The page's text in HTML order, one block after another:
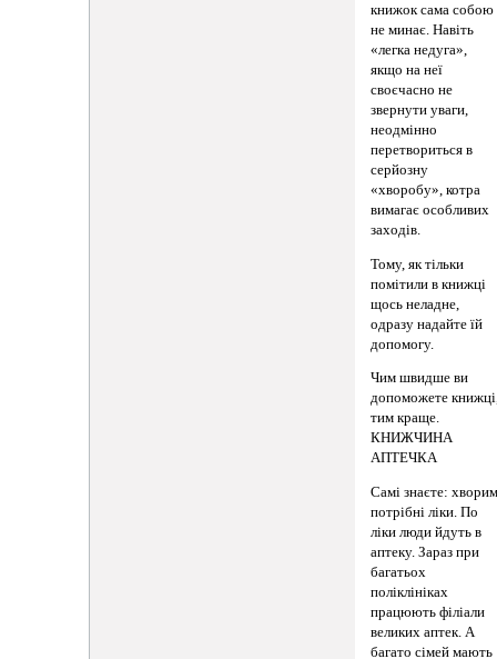
книжок сама собою
не минає. Навіть
«легка недуга»,
якщо на неї
своєчасно не
звернути уваги,
неодмінно
перетвориться в
серйозну
«хворобу», котра
вимагає особливих
заходів.
Тому, як тільки
помітили в книжці
щось неладне,
одразу надайте їй
допомогу.
Чим швидше ви
допоможете
тим краще.
КНИЖЧИНА
АПТЕЧКА
Самі знаєте:
потрібні ліки. По
ліки люди йдуть в
аптеку. Зараз при
багатьох
поліклініках
працюють філіали
великих аптек. А
багато сімей мають